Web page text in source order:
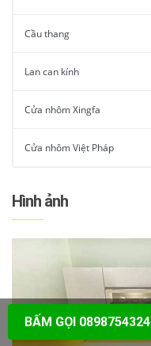
Cầu thang
Lan can kính
Cửa nhôm Xingfa
Cửa nhôm Việt Pháp
Hình ảnh
BẤM GỌI 0898754324